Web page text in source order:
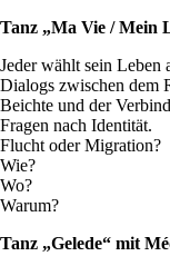
Tanz „Ma Vie / Mein
Jeder wählt sein Leben
Dialogs zwischen dem
Beichte und der
Fragen nach Identität.
Flucht oder Migration?
Wie?
Wo?
Warum?
Tanz „Gelede“ mit